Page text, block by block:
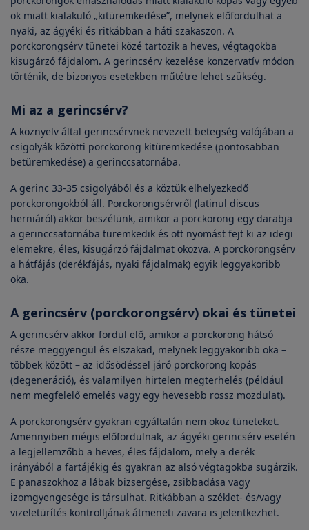
ok miatt kialakuló „kitüremkedése”, melynek előfordulhat a
nyaki, az ágyéki és ritkábban a háti szakaszon. A
porckorongsérv tünetei közé tartozik a heves, végtagokba
kisugárzó fájdalom. A gerincsérv kezelése konzervatív módon
történik, de bizonyos esetekben műtétre lehet szükség.
Mi az a gerincsérv?
A köznyelv által gerincsérvnek nevezett betegség valójában a
csigolyák közötti porckorong kitüremkedése (pontosabban
betüremkedése) a gerinccsatornába.
A gerinc 33-35 csigolyából és a köztük elhelyezkedő
porckorongokból áll. Porckorongsérvről (latinul discus
herniáról) akkor beszélünk, amikor a porckorong egy darabja
a gerinccsatornába türemkedik és ott nyomást fejt ki az idegi
elemekre, éles, kisugárzó fájdalmat okozva. A porckorongsérv
a hátfájás (derékfájás, nyaki fájdalmak) egyik leggyakoribb
oka.
A gerincsérv (porckorongsérv) okai és tünetei
A gerincsérv akkor fordul elő, amikor a porckorong hátsó
része meggyengül és elszakad, melynek leggyakoribb oka –
többek között – az idősödéssel járó porckorong kopás
(degeneráció), és valamilyen hirtelen megterhelés (például
nem megfelelő emelés vagy egy hevesebb rossz mozdulat).
A porckorongsérv gyakran egyáltalán nem okoz tüneteket.
Amennyiben mégis előfordulnak, az ágyéki gerincsérv esetén
a legjellemzőbb a heves, éles fájdalom, mely a derék
irányából a fartájékig és gyakran az alsó végtagokba sugárzik.
E panaszokhoz a lábak bizsergése, zsibbadása vagy
izomgyengesége is társulhat. Ritkábban a széklet- és/vagy
vizeletürítés kontrolljának átmeneti zavara is jelentkezhet.